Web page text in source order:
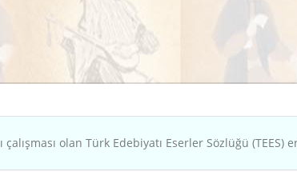
çalışması olan Türk Edebiyatı Eserler Sözlüğü (TEES)